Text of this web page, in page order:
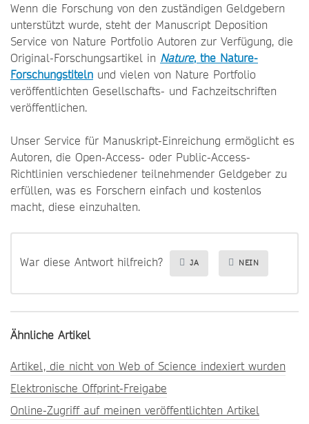
Wenn die Forschung von den zuständigen Geldgebern
unterstützt wurde, steht der Manuscript Deposition
Service von Nature Portfolio Autoren zur Verfügung, die
Original-Forschungsartikel in Nature, the Nature-
Forschungstiteln und vielen von Nature Portfolio
veröffentlichten Gesellschafts- und Fachzeitschriften
veröffentlichen.
Unser Service für Manuskript-Einreichung ermöglicht es
Autoren, die Open-Access- oder Public-Access-
Richtlinien verschiedener teilnehmender Geldgeber zu
erfüllen, was es Forschern einfach und kostenlos
macht, diese einzuhalten.
War diese Antwort hilfreich? JA NEIN
Ähnliche Artikel
Artikel, die nicht von Web of Science indexiert wurden
Elektronische Offprint-Freigabe
Online-Zugriff auf meinen veröffentlichten Artikel